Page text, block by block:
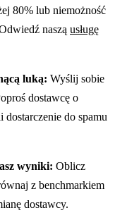
80% lub niemożność
naszą usługę
luką: Wyślij sobie
dostawcę o
dostarczenie do spamu
wyniki: Oblicz
z benchmarkiem
dostawcy.